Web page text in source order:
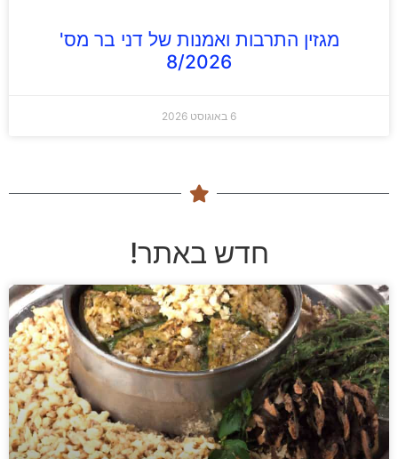
מגזין התרבות ואמנות של דני בר מס'
8/2026
6 באוגוסט 2026
חדש באתר!